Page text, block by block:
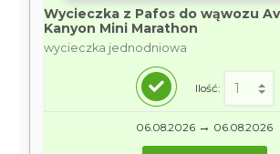
Wycieczka z Pafos do wąwozu
Kanyon Mini Marathon
wycieczka jednodniowa
Ilość:
06.08.2026 → 06.08.2026